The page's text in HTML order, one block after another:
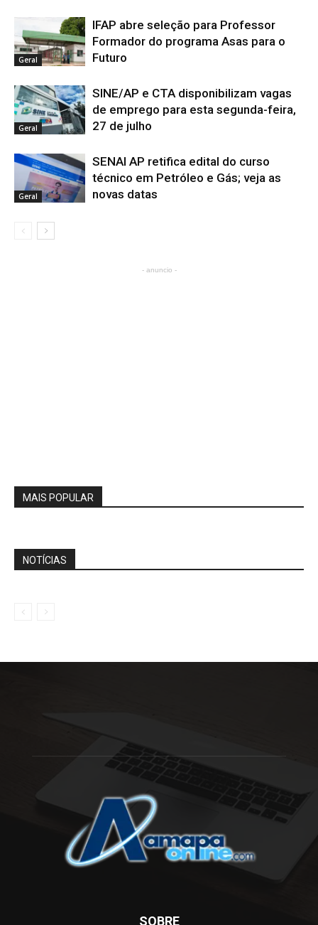
Geral
IFAP abre seleção para Professor
Formador do programa Asas para o
Futuro
Geral
SINE/AP e CTA disponibilizam vagas
de emprego para esta segunda-feira,
27 de julho
Geral
SENAI AP retifica edital do curso
técnico em Petróleo e Gás; veja as
novas datas
- anuncio -
MAIS POPULAR
NOTÍCIAS
SOBRE